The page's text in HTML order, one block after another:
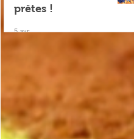
prêtes !
5 avr.